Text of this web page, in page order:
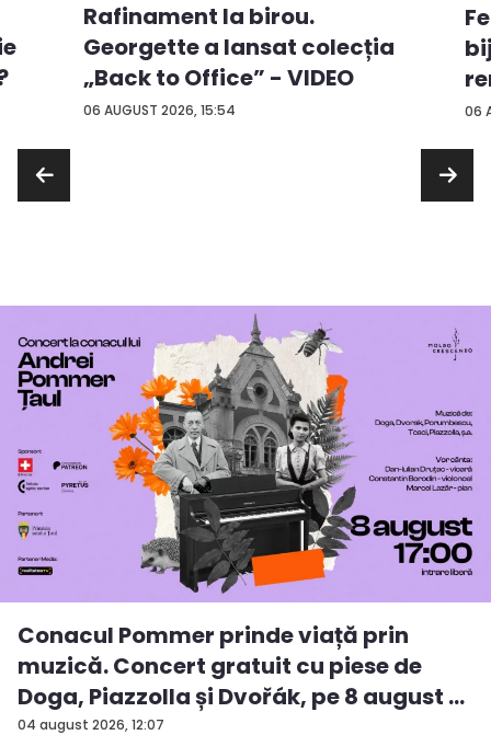
06 AUGUST 2026, 15:54
Rafinament la birou.
Georgette a lansat colecția
„Back to Office” - VIDEO
06
...
04 august 2026, 12:07
Conacul Pommer prinde viață prin
muzică. Concert gratuit cu piese de
Doga, Piazzolla și Dvořák, pe 8 august ...